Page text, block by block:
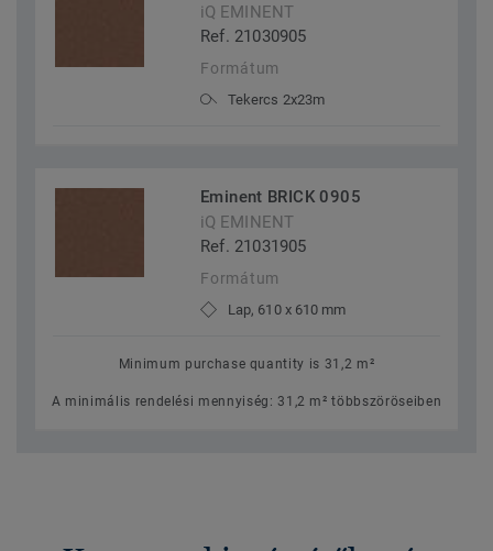
iQ EMINENT
Ref. 21030905
Formátum
Tekercs 2x23m
Eminent BRICK 0905
iQ EMINENT
Ref. 21031905
Formátum
Lap, 610 x 610 mm
Minimum purchase quantity is 31,2 m²
A minimális rendelési mennyiség: 31,2 m² többszöröseiben